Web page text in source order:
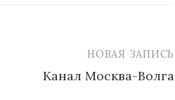
НОВАЯ ЗАПИСЬ
Канал Москва-Волга